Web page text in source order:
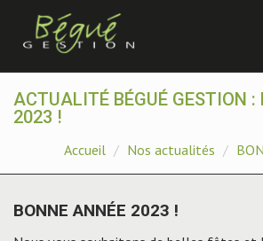
ACTUALITÉ BÉGUÉ GESTION :
2023 !
Accueil Nos actualités
BONNE ANNÉE 2023 !